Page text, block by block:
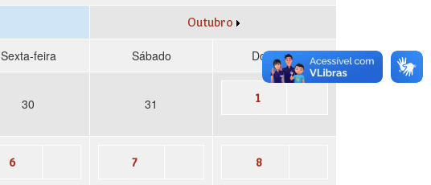
Outubro
Sexta-feira Sábado Domingo
30 31 1
6 7 8